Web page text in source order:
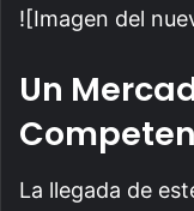
​![Imagen del
Un
La llegada de